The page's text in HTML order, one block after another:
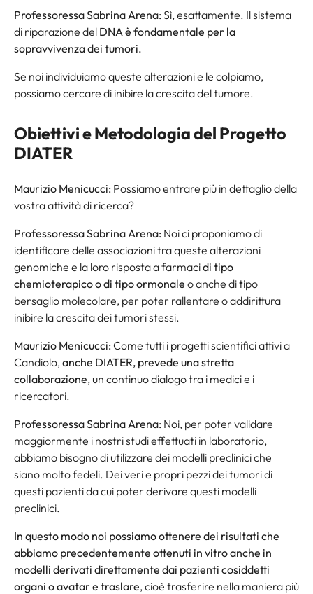
Professoressa Sabrina Arena: Sì, esattamente. Il sistema
di riparazione del DNA è fondamentale per la
sopravvivenza dei tumori.
Se noi individuiamo queste alterazioni e le colpiamo,
possiamo cercare di inibire la crescita del tumore.
Obiettivi e Metodologia del Progetto
DIATER
Maurizio Menicucci: Possiamo entrare più in dettaglio della
vostra attività di ricerca?
Professoressa Sabrina Arena: Noi ci proponiamo di
identificare delle associazioni tra queste alterazioni
genomiche e la loro risposta a farmacidi tipo
chemioterapico o di tipo ormonale o anche di tipo
bersaglio molecolare, per poter rallentare o addirittura
inibire la crescita dei tumori stessi.
Maurizio Menicucci: Come tutti i progetti scientifici attivi a
Candiolo, anche DIATER, prevede una stretta
collaborazione, un continuo dialogo tra i medici e i
ricercatori.
Professoressa Sabrina Arena: Noi, per poter validare
maggiormente i nostri studi effettuati in laboratorio,
abbiamo bisogno di utilizzare dei modelli preclinici che
siano molto fedeli. Dei veri e propri pezzi dei tumori di
questi pazienti da cui poter derivare questi modelli
preclinici.
In questo modo noi possiamo ottenere dei risultati che
abbiamo precedentemente ottenuti in vitro anche in
modelli derivati direttamente dai pazienti cosiddetti
organi o avatar e traslare, cioè trasferire nella maniera più